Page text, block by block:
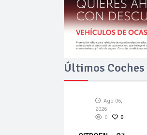
Últimos Coches
Ago 06,
2026
0
0